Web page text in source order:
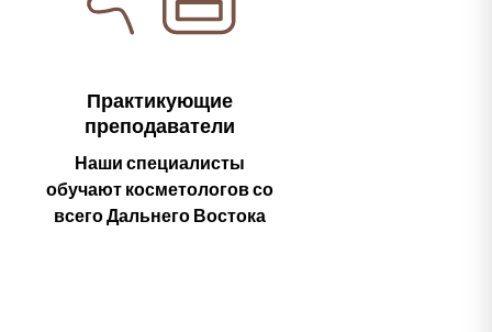
Практикующие
преподаватели
Наши специалисты
обучают косметологов со
всего Дальнего Востока